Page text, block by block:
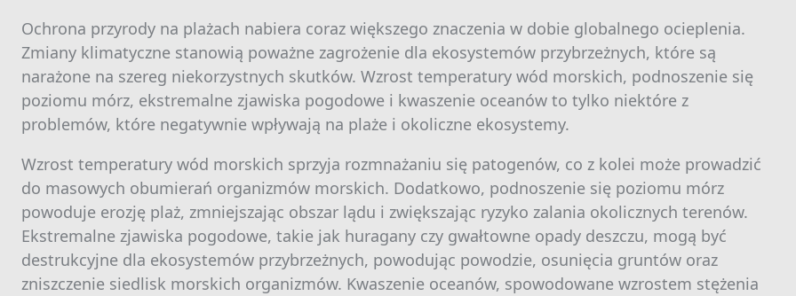
Ochrona przyrody na plażach nabiera coraz większego znaczenia w dobie globalnego ocieplenia.
Zmiany klimatyczne stanowią poważne zagrożenie dla ekosystemów przybrzeżnych, które są
narażone na szereg niekorzystnych skutków. Wzrost temperatury wód morskich, podnoszenie się
poziomu mórz, ekstremalne zjawiska pogodowe i kwaszenie oceanów to tylko niektóre z
problemów, które negatywnie wpływają na plaże i okoliczne ekosystemy.
Wzrost temperatury wód morskich sprzyja rozmnażaniu się patogenów, co z kolei może prowadzić
do masowych obumierań organizmów morskich. Dodatkowo, podnoszenie się poziomu mórz
powoduje erozję plaż, zmniejszając obszar lądu i zwiększając ryzyko zalania okolicznych terenów.
Ekstremalne zjawiska pogodowe, takie jak huragany czy gwałtowne opady deszczu, mogą być
destrukcyjne dla ekosystemów przybrzeżnych, powodując powodzie, osunięcia gruntów oraz
zniszczenie siedlisk morskich organizmów. Kwaszenie oceanów, spowodowane wzrostem stężenia